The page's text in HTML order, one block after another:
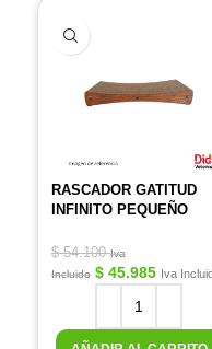
RASCADOR GATITUD
INFINITO PEQUEÑO
$54.100 Iva
Incluido $ 45.985 Iva